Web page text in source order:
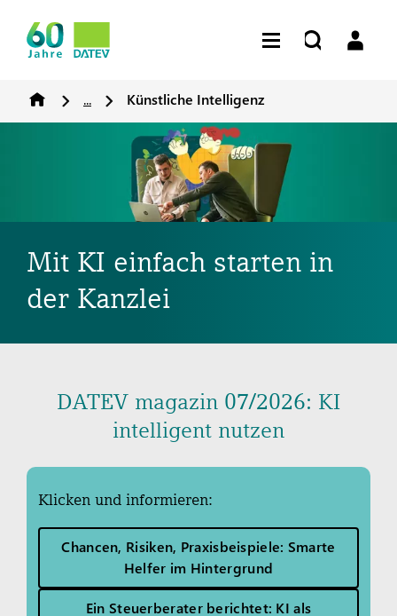
... Künstliche Intelligenz
Mit KI einfach starten in
der Kanzlei
DATEV magazin 07/2026: KI
intelligent nutzen
Klicken und informieren:
Chancen, Risiken, Praxisbeispiele: Smarte
Helfer im Hintergrund
Ein Steuerberater berichtet: KI als